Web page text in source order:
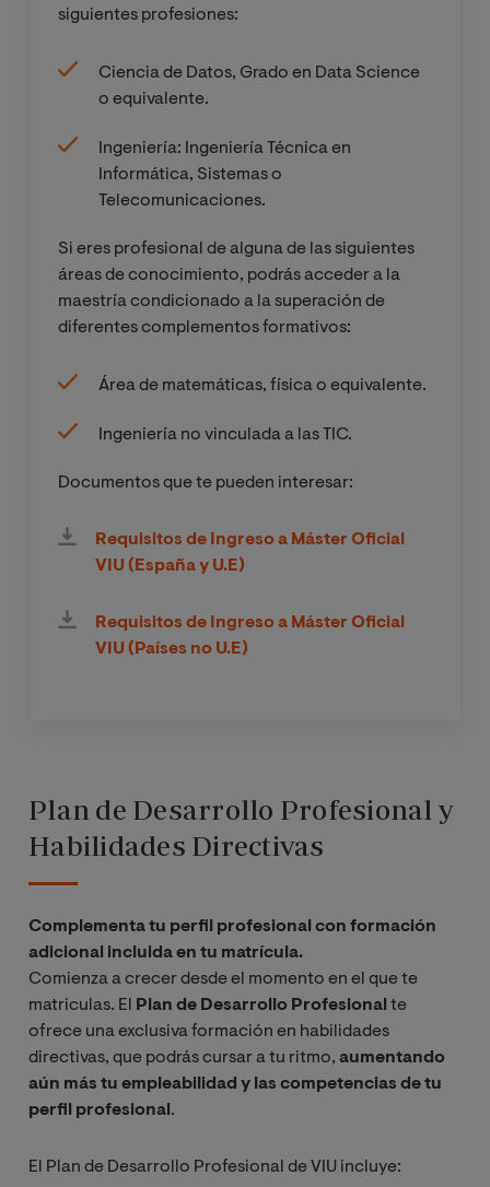
siguientes profesiones:
Ciencia de Datos, Grado en Data Science
o equivalente.
Ingeniería: Ingeniería Técnica en
Informática, Sistemas o
Telecomunicaciones.
Si eres profesional de alguna de las siguientes
áreas de conocimiento, podrás acceder a la
maestría condicionado a la superación de
diferentes complementos formativos:
Área de matemáticas, física o equivalente.
Ingeniería no vinculada a las TIC.
Documentos que te pueden interesar:
Requisitos de Ingreso a Máster Oficial
VIU (España y U.E)
Requisitos de Ingreso a Máster Oficial
VIU (Países no U.E)
Plan de Desarrollo Profesional y
Habilidades Directivas
Complementa tu perfil profesional con formación
adicional incluida en tu matrícula.
Comienza a crecer desde el momento en el que te
matriculas. El
Plan de Desarrollo Profesional te
ofrece una exclusiva formación en habilidades
directivas, que podrás cursar a tu ritmo, aumentando
aún más tu empleabilidad y las competencias de tu
perfil profesional .
El Plan de Desarrollo Profesional de VIU incluye: